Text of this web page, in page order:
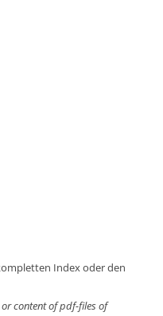
Index oder den
or content ofpdf-files of